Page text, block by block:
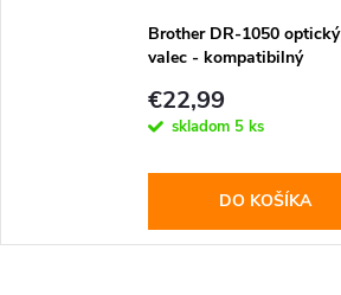
Brother DR-1050 optický
valec - kompatibilný
€22,99
skladom 5 ks
DO KOŠÍKA